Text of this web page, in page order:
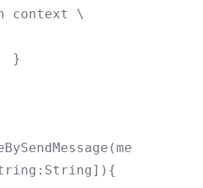
context \